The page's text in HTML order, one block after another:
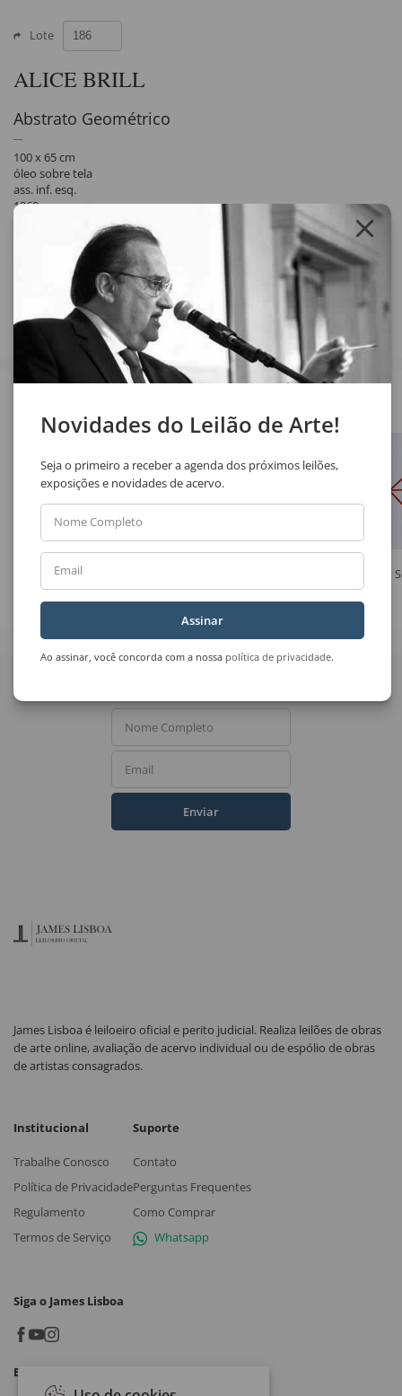
Lote
ALICE BRILL
Abstrato Geométrico
100 x 65 cm
óleo sobre tela
ass. inf. esq.
1969
Compartilhar
Juarez Machado
Bebedouras
Paisagem
Novidades do Leilão de Arte!
Seja o primeiro a receber a agenda dos próximos leilões,
exposições e novidades de acervo.
Nome Completo
Email
Assinar
Ao assinar, você concorda com a nossa política de privacidade.
Quer receber novidades
Nome Completo
Email
Enviar
James Lisboa é leiloeiro oficial e perito judicial. Realiza leilões de obras
de arte online, avaliação de acervo individual ou de espólio de obras
de artistas consagrados.
Institucional
Trabalhe Conosco
Política de Privacidade
Regulamento
Termos de Serviço
Suporte
Contato
Perguntas Frequentes
Como Comprar
Whatsapp
Siga o James Lisboa
Baixe o App